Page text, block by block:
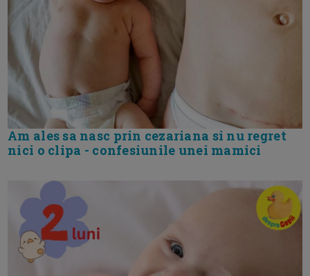
Am ales sa nasc prin cezariana si nu regret
nici o clipa - confesiunile unei mamici